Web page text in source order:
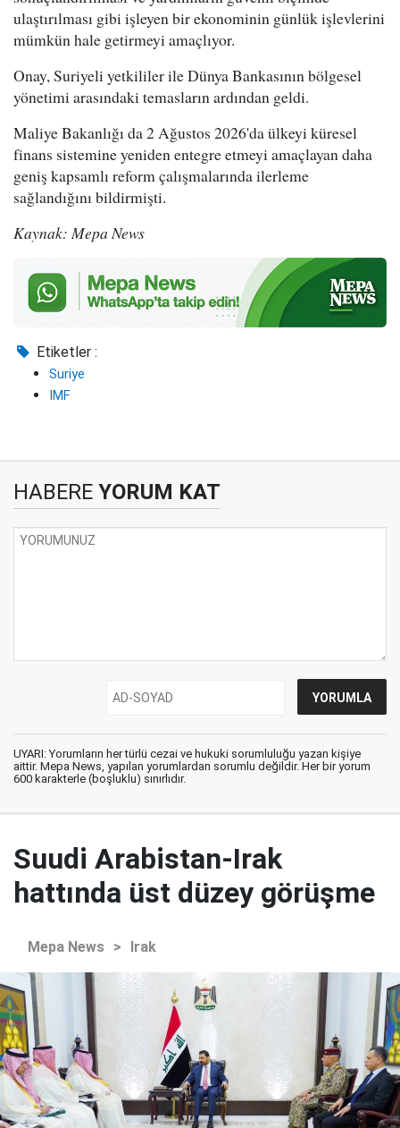
ulaştırılması gibi işleyen bir ekonominin günlük işlevlerini
mümkün hale getirmeyi amaçlıyor.
Onay, Suriyeli yetkililer ile Dünya Bankasının bölgesel
yönetimi arasındaki temasların ardından geldi.
Maliye Bakanlığı da 2 Ağustos 2026'da ülkeyi küresel
finans sistemine yeniden entegre etmeyi amaçlayan daha
geniş kapsamlı reform çalışmalarında ilerleme
sağlandığını bildirmişti.
Kaynak: Mepa News
Etiketler :
Suriye
IMF
HABERE YORUM KAT
UYARI: Yorumların her türlü cezai ve hukuki sorumluluğu yazan kişiye
aittir. Mepa News, yapılan yorumlardan sorumlu değildir. Her bir yorum
600 karakterle (boşluklu) sınırlıdır.
Suudi Arabistan-Irak
hattında üst düzey görüşme
Mepa News > Irak